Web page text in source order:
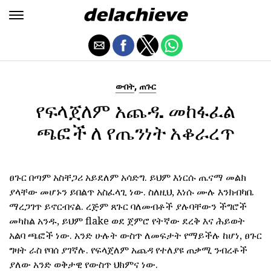
ውበት, ጠጉር
የፍላጀለም አጨዳ. መከፋፈል
ጫፎች ለ የጤንነት አቆራረጥ
ፀጉር በጣም አስቸጋሪ አይደለም አሳድግ. ይህም እነርሱ ጤናማ መልክ
ያላቸው መሆኑን ይበልጥ አስፈላጊ ነው. ስለዚህ, እነሱ ሙሉ እንክብካቤ
ማረጋገጥ ይኖርብናል. ረጅም ጸጉር ባለመብቶች ያሉባቸውን ችግሮች
መካከል አንዱ, ይህም flake ወደ ጀምሮ የትኛው ደረቅ እና ሕይወት
አልባ ጫፎች ነው. አንድ ሁሉት ውስጥ ለመፍታት የማይችሉ ከሆነ, ፀጉር
ግዛት ራስ የባሰ ያገኛሉ. የፍላጀለም አጨዳ የተለያዩ ጠቃሚ ንብረቶች
ያለው አንድ ወቅታዊ የውስጥ ህክምና ነው.